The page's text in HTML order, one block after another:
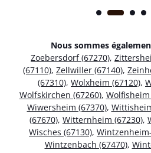
Nous sommes
Zoebersdorf (67270),
(67110), Zellwiller (67140),
(67310), Wolxheim (67120),
Wolfskirchen (67260), Wolfisheim
Wiwersheim (67370),
(67670), Witternheim (67230),
Wisches (67130),
Wintzenbach (67470),